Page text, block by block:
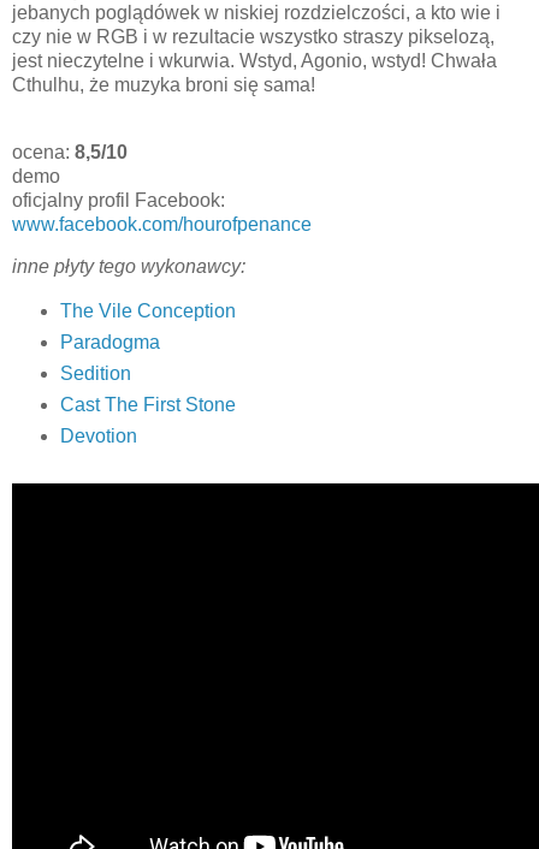
jebanych poglądówek w niskiej rozdzielczości, a kto wie i
czy nie w RGB i w rezultacie wszystko straszy pikselozą,
jest nieczytelne i wkurwia. Wstyd, Agonio, wstyd! Chwała
Cthulhu, że muzyka broni się sama!
ocena: 8,5/10
demo
oficjalny profil Facebook:
www.facebook.com/hourofpenance
inne płyty tego wykonawcy:
The Vile Conception
Paradogma
Sedition
Cast The First Stone
Devotion